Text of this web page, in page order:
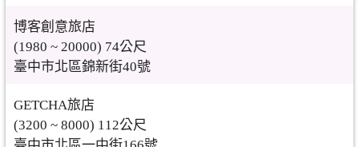
博客創意旅店
(1980 ~ 20000) 74公尺
臺中市北區錦新街40號
GETCHA旅店
(3200 ~ 8000) 112公尺